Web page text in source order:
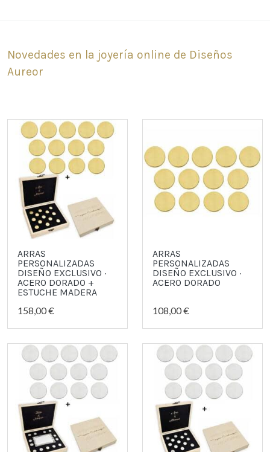
Novedades en la joyería online de Diseños
Aureor
ARRAS
PERSONALIZADAS
DISEÑO EXCLUSIVO ·
ACERO DORADO +
ESTUCHE MADERA
158,00 €
ARRAS
PERSONALIZADAS
DISEÑO EXCLUSIVO ·
ACERO DORADO
108,00 €